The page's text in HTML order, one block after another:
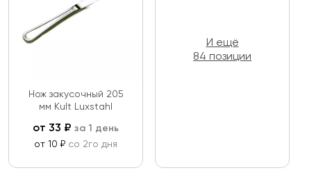
Нож закусочный 205
мм Kult Luxstahl
от 33 ₽ за 1 день
от 10 ₽ со 2го дня
И ещё
84 позиции